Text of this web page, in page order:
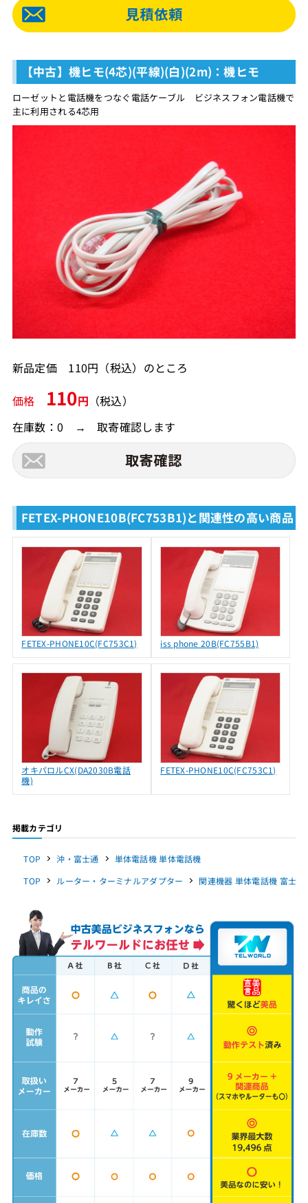
【中古】機ヒモ(4芯)(平線)(白)(2m)：機ヒモ
ローゼットと電話機をつなぐ電話ケーブル ビジネスフォン電話機で
主に利用される4芯用
新品定価 110円（税込）のところ
価格 110円 （税込）
在庫数：0 → 取寄確認します
FETEX-PHONE10B(FC753B1)と関連性の高い商品
FETEX-PHONE10C(FC753C1) iss phone 20B(FC755B1)
オキパロルCX(DA2030B電話
機)
FETEX-PHONE10C(FC753C1)
掲載カテゴリ
TOP 沖・富士通
単体電話機 単体電話機
TOP
ルーター・ターミナルアダプター 関連機器 単体電話機 富士